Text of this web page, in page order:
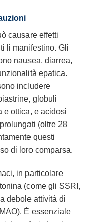
causare effetti
li manifestino. Gli
nausea, diarrea,
epatica.
includere
globuli
e ottica, e acidosi
(oltre 28
questi
di loro comparsa.
in particolare
(come gli SSRI,
debole attività di
È essenziale